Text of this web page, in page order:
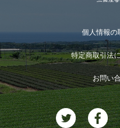
お茶のギフト
おすすめのお茶
お茶に合うスイーツ
ログイン
ログアウト
個人情報の
特定商取引法
お問い